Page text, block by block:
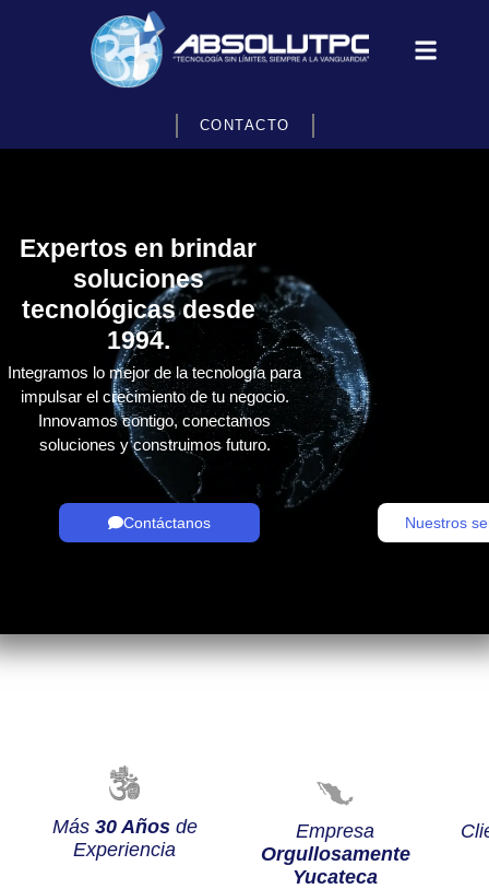
CONTACTO
Expertos en brindar
soluciones
tecnológicas desde
1994.
Integramos lo mejor de la tecnología para
impulsar el crecimiento de tu negocio.
Innovamos contigo, conectamos
soluciones y construimos futuro.
Contáctanos Nuestros
Más 30 Añosde
Experiencia
Empresa
Orgullosamente
Yucateca